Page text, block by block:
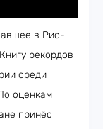
в Рио-
рекордов
среди
оценкам
принёс